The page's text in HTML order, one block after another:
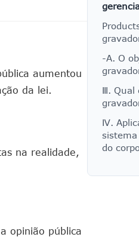
aumentou
da lei.
na realidade,
opinião pública
-A. O
Ⅲ. Qual
Ⅳ.
do